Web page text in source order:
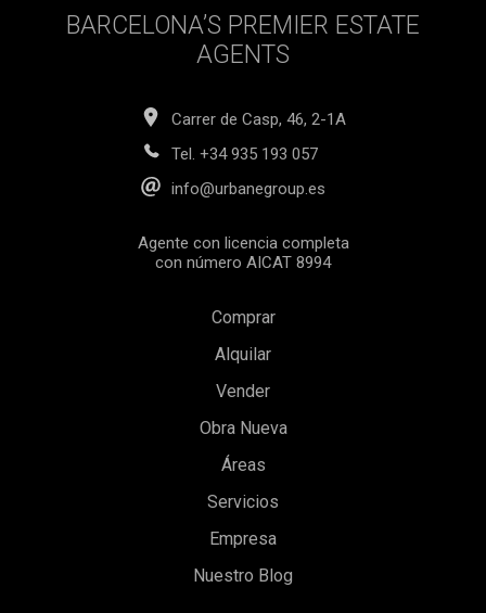
BARCELONA’S PREMIER ESTATE
AGENTS
Carrer de Casp, 46, 2-1A
Tel. +34 935 193 057
info@urbanegroup.es
Agente con licencia completa
con número AICAT 8994
Comprar
Alquilar
Vender
Obra Nueva
Áreas
Servicios
Empresa
Nuestro Blog